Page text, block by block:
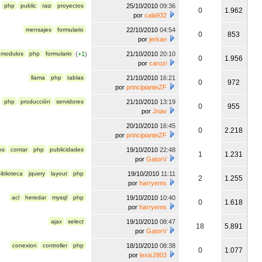
php public raiz proyectos 25/10/2010 09:36
por cala932
0 1.962
mensajes formulario 22/10/2010 04:54
por jerkan
0 853
(+1)
modulos php formulario 21/10/2010 20:10
por carozi
0 1.956
llama php tablas 21/10/2010 16:21
por principianteZF
0 972
php producción servidores 21/10/2010 13:19
por Jnav
0 955
20/10/2010 16:45
por principianteZF
0 2.218
contar php publicidades 19/10/2010 22:48
por GatorV
1 1.231
jquery layout php 19/10/2010 11:11
por harryems
2 1.255
acl heredar mysql php 19/10/2010 10:40
por harryems
0 1.618
ajax select 19/10/2010 08:47
por GatorV
18 5.891
conexion controller php 18/10/2010 08:38
por lexis2803
0 1.077